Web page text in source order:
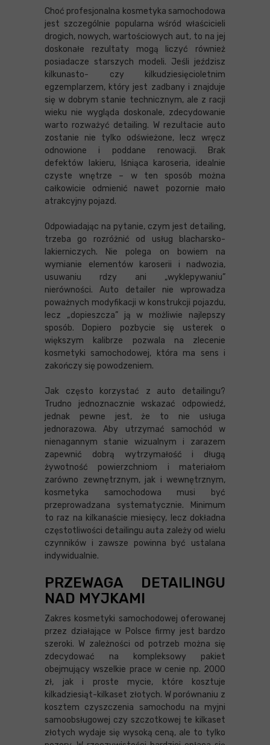
Choć profesjonalna kosmetyka samochodowa
jest szczególnie popularna wśród właścicieli
drogich, nowych, wartościowych aut, to na jej
doskonałe rezultaty mogą liczyć również
posiadacze starszych modeli. Jeśli jeździsz
kilkunasto- czy kilkudziesięcioletnim
egzemplarzem, który jest zadbany i znajduje
się w dobrym stanie technicznym, ale z racji
wieku nie wygląda doskonale, zdecydowanie
warto rozważyć detailing. W rezultacie auto
zostanie nie tylko odświeżone, lecz wręcz
odnowione i poddane renowacji. Brak
defektów lakieru, lśniąca karoseria, idealnie
czyste wnętrze – w ten sposób można
całkowicie odmienić nawet pozornie mało
atrakcyjny pojazd.
Odpowiadając na pytanie, czym jest detailing,
trzeba go rozróżnić od usług blacharsko-
lakierniczych. Nie polega on bowiem na
wymianie elementów karoserii i nadwozia,
usuwaniu rdzy ani „wyklepywaniu”
nierówności. Auto detailer nie wprowadza
poważnych modyfikacji w konstrukcji pojazdu,
lecz „dopieszcza” ją w możliwie najlepszy
sposób. Dopiero pozbycie się usterek o
większym kalibrze pozwala na zlecenie
kosmetyki samochodowej, która ma sens i
zakończy się powodzeniem.
Jak często korzystać z auto detailingu?
Trudno jednoznacznie wskazać odpowiedź,
jednak pewne jest, że to nie usługa
jednorazowa. Aby utrzymać samochód w
nienagannym stanie wizualnym i zarazem
zapewnić dobrą wytrzymałość i długą
żywotność powierzchniom i materiałom
zarówno zewnętrznym, jak i wewnętrznym,
kosmetyka samochodowa musi być
przeprowadzana systematycznie. Minimum
to raz na kilkanaście miesięcy, lecz dokładna
częstotliwości detailingu auta zależy od wielu
czynników i zawsze powinna być ustalana
indywidualnie.
PRZEWAGA DETAILINGU
NAD MYJKAMI
Zakres kosmetyki samochodowej oferowanej
przez działające w Polsce firmy jest bardzo
szeroki. W zależności od potrzeb można się
zdecydować na kompleksowy pakiet
obejmujący wszelkie prace w cenie np. 2000
zł, jak i proste mycie, które kosztuje
kilkadziesiąt-kilkaset złotych. W porównaniu z
kosztem czyszczenia samochodu na myjni
samoobsługowej czy szczotkowej te kilkaset
złotych wydaje się wysoką ceną, ale to tylko